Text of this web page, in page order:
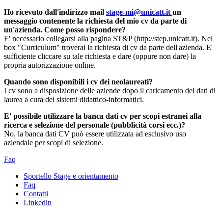
Ho ricevuto dall'indirizzo mail stage-mi@unicatt.it un
messaggio contenente la richiesta del mio cv da parte di
un'azienda. Come posso rispondere?
E' necessario collegarsi alla pagina ST&P (http://step.unicatt.it). Nel
box "Curriculum" troverai la richiesta di cv da parte dell'azienda. E'
sufficiente cliccare su tale richiesta e dare (oppure non dare) la
propria autorizzazione online.
Quando sono disponibili i cv dei neolaureati?
I cv sono a disposizione delle aziende dopo il caricamento dei dati di
laurea a cura dei sistemi didattico-informatici.
E' possibile utilizzare la banca dati cv per scopi estranei alla
ricerca e selezione del personale (pubblicità corsi ecc.)?
No, la banca dati CV può essere utilizzata ad esclusivo uso
aziendale per scopi di selezione.
Faq
Sportello Stage e orientamento
Faq
Contatti
Linkedin